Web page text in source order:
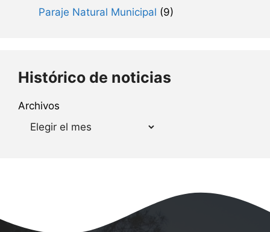
Paraje Natural Municipal (9)
Histórico de noticias
Archivos